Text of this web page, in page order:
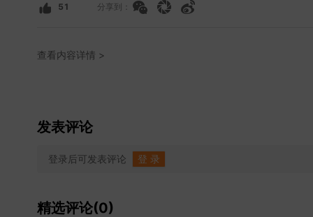
51 分享到：
查看内容详情 >
发表评论
登录后可发表评论 登 录
精选评论(0)